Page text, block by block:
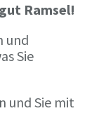
Ramsel!
und
Sie
und Sie mit